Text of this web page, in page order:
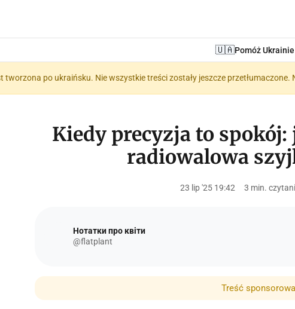
🇺🇦Pomóż Ukrainie
tworzona po ukraińsku. Nie wszystkie treści zostały jeszcze
Kiedy precyzja to spokój:
radiowalowa
23 lip '25 19:42 3 min.
Нотатки про квіти
@flatplant
Treść